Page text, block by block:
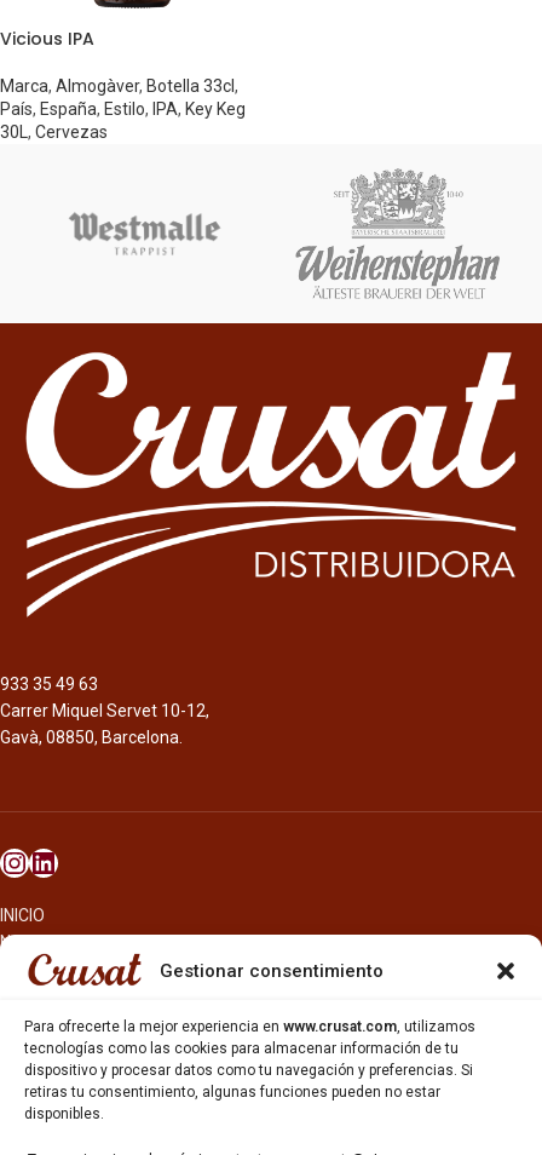
Gestionar consentimiento
Para ofrecerte la mejor experiencia en www.crusat.com, utilizamos
tecnologías como las cookies para almacenar información de tu
dispositivo y procesar datos como tu navegación y preferencias. Si
retiras tu consentimiento, algunas funciones pueden no estar
disponibles.
Vicious IPA
Marca, Almogàver, Botella 33cl,
País, España, Estilo, IPA, Key Keg
30L , Cervezas
933 35 49 63
Carrer Miquel Servet 10-12,
Gavà, 08850, Barcelona.
INICIO
NOSOTROS
CERVEZAS
OTROS PRODUCTOS
REPARTO EN BARCELONA
HOSTELERÍA Y PEQUEÑA ALIMENTACIÓN
CARTAS DE CERVEZAS Y VINO
CATAS Y FORMACIONES